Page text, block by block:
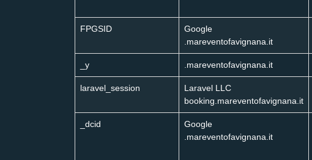
FPGSID
Google
.mareventofavignana.it
_y .mareventofavignana.it
laravel_session
Laravel LLC
booking.mareventofavignana.it
_dcid
Google
.mareventofavignana.it